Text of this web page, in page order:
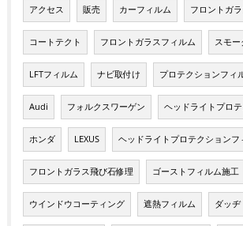
アクセス 販売 カーフィルム フロントガ
コートテクト フロントガラスフィルム スモー
LFTフィルム ナビ取付け プロテクションフィ
Audi フォルクスワーゲン ヘッドライトプロ
ホンダ LEXUS ヘッドライトプロテクションフ
フロントガラス飛び石修理 ゴーストフィルム施工
ウインドウコーティング 遮熱フィルム ダッヂ